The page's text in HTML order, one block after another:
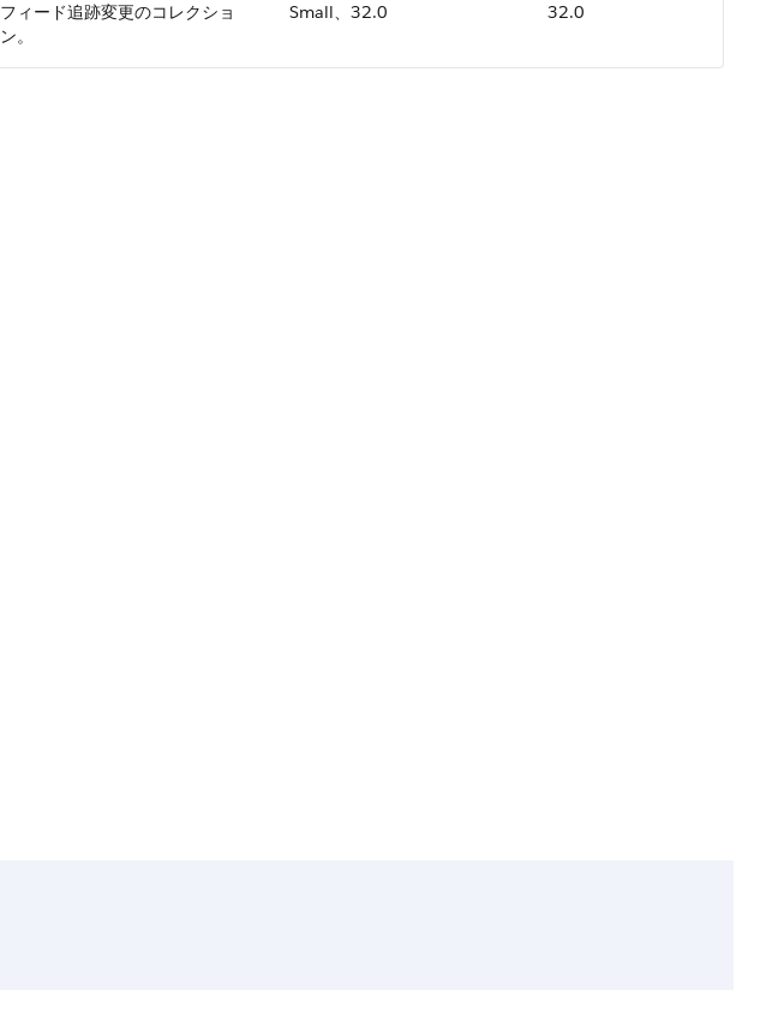
フィード追跡変更のコレクショ
ン。
Small、32.0 32.0